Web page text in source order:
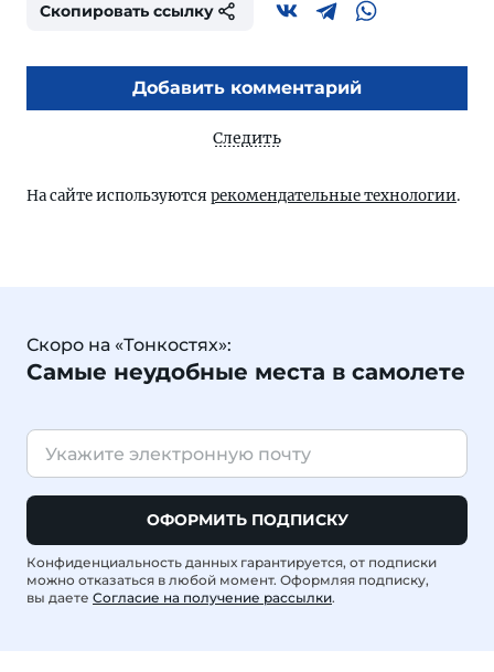
Скопировать ссылку
Добавить комментарий
Следить
На сайте используются рекомендательные технологии.
Скоро на «Тонкостях»:
Самые неудобные места в самолете
ОФОРМИТЬ ПОДПИСКУ
Конфиденциальность данных гарантируется, от подписки
можно отказаться в любой момент. Оформляя подписку,
вы даете Согласие на получение рассылки.